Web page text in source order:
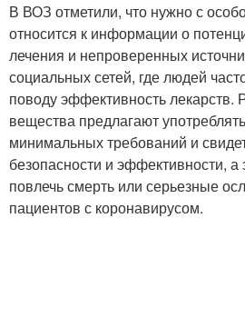
В ВОЗ отметили, что нужно с
относится к информации о
лечения и непроверенных
социальных сетей, где людей
поводу эффективность лекарств.
вещества предлагают
минимальных требований и
безопасности и эффективности, а
повлечь смерть или серьезные
пациентов с коронавирусом.